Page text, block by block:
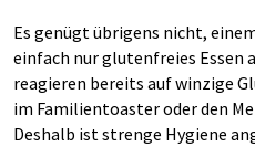
Es genügt übrigens nicht,
einfach nur glutenfreies Essen
reagieren bereits auf winzige
im Familientoaster oder den
Deshalb ist strenge Hygiene